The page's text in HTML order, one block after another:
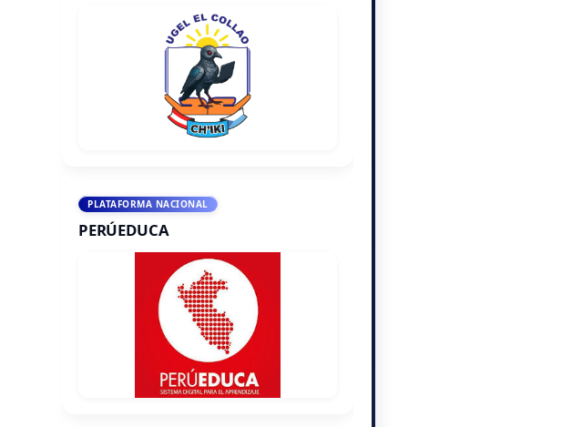
PLATAFORMA NACIONAL
PERÚEDUCA